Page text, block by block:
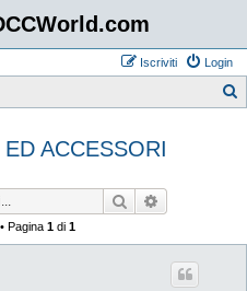
Login
Iscriviti
ACCESSORI
Cerca
Pagina 1 di 1